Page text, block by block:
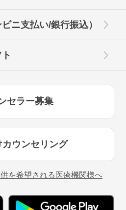
ニ支払い/銀行振込）
セラー募集
ウンセリング
を希望される医療機関様へ